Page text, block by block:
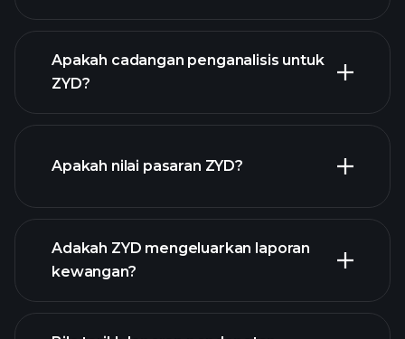
Apakah cadangan penganalisis untuk
ZYD?
Apakah nilai pasaran ZYD?
Adakah ZYD mengeluarkan laporan
kewangan?
kewangan ZYD